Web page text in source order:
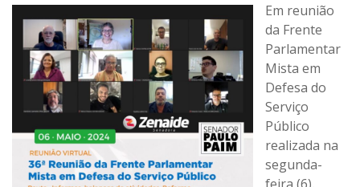
Em reunião
da Frente
Parlamentar
Mista em
Defesa do
Serviço
Público
realizada na
segunda-